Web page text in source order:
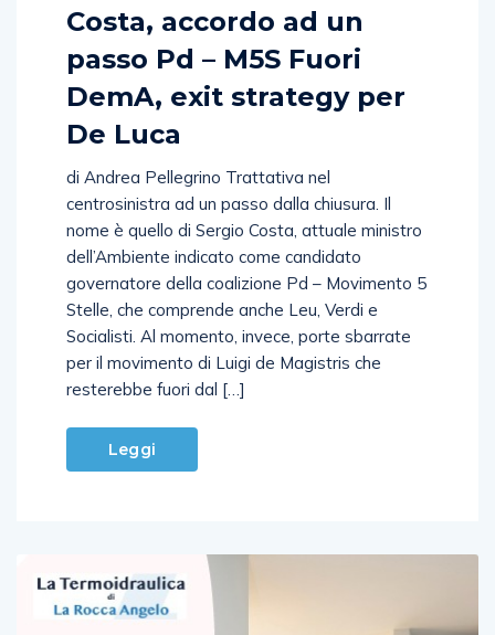
passo Pd – M5S Fuori
DemA, exit strategy per
De Luca
centrosinistra ad un passo dalla chiusura. Il
nome è quello di Sergio Costa, attuale ministro
dell’Ambiente indicato come candidato
governatore della coalizione Pd – Movimento 5
Stelle, che comprende anche Leu, Verdi e
Socialisti. Al momento, invece, porte sbarrate
per il movimento di Luigi de Magistris che
resterebbe fuori dal […]
Leggi